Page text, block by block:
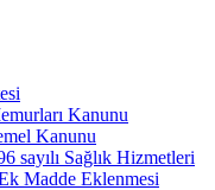
Kanunu
Kanunu
sayılı Sağlık Hizmetleri
Madde Eklenmesi